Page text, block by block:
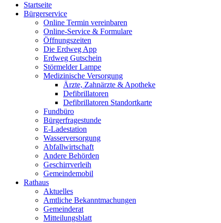
Startseite
Bürgerservice
Online Termin vereinbaren
Online-Service & Formulare
Öffnungszeiten
Die Erdweg App
Erdweg Gutschein
Störmelder Lampe
Medizinische Versorgung
Ärzte, Zahnärzte & Apotheke
Defibrillatoren
Defibrillatoren Standortkarte
Fundbüro
Bürgerfragestunde
E-Ladestation
Wasserversorgung
Abfallwirtschaft
Andere Behörden
Geschirrverleih
Gemeindemobil
Rathaus
Aktuelles
Amtliche Bekanntmachungen
Gemeinderat
Mitteilungsblatt